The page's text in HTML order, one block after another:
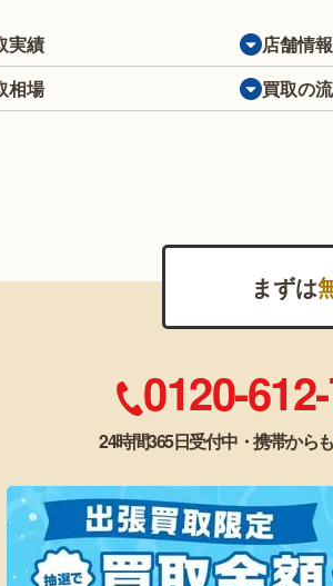
実績 店舗情報
相場
買取の
まずは
0120-
24時間365日受付中・携帯からも